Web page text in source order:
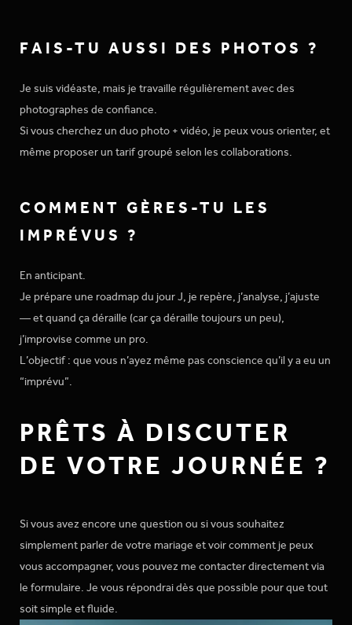
FAIS-TU AUSSI DES PHOTOS ?
Je suis vidéaste, mais je travaille régulièrement avec des
photographes de confiance.
Si vous cherchez un duo photo + vidéo, je peux vous orienter, et
même proposer un tarif groupé selon les collaborations.
COMMENT GÈRES-TU LES
IMPRÉVUS ?
En anticipant.
Je prépare une roadmap du jour J, je repère, j’analyse, j’ajuste
— et quand ça déraille (car ça déraille toujours un peu),
j’improvise comme un pro.
L’objectif : que vous n’ayez même pas conscience qu’il y a eu un
“imprévu”.
PRÊTS À DISCUTER
DE VOTRE JOURNÉE ?
Si vous avez encore une question ou si vous souhaitez
simplement parler de votre mariage et voir comment je peux
vous accompagner, vous pouvez me contacter directement via
le formulaire. Je vous répondrai dès que possible pour que tout
soit simple et fluide.